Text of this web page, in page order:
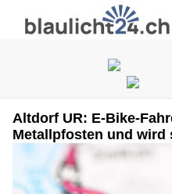
Altdorf UR: E-Bike-
Metallpfosten und wird